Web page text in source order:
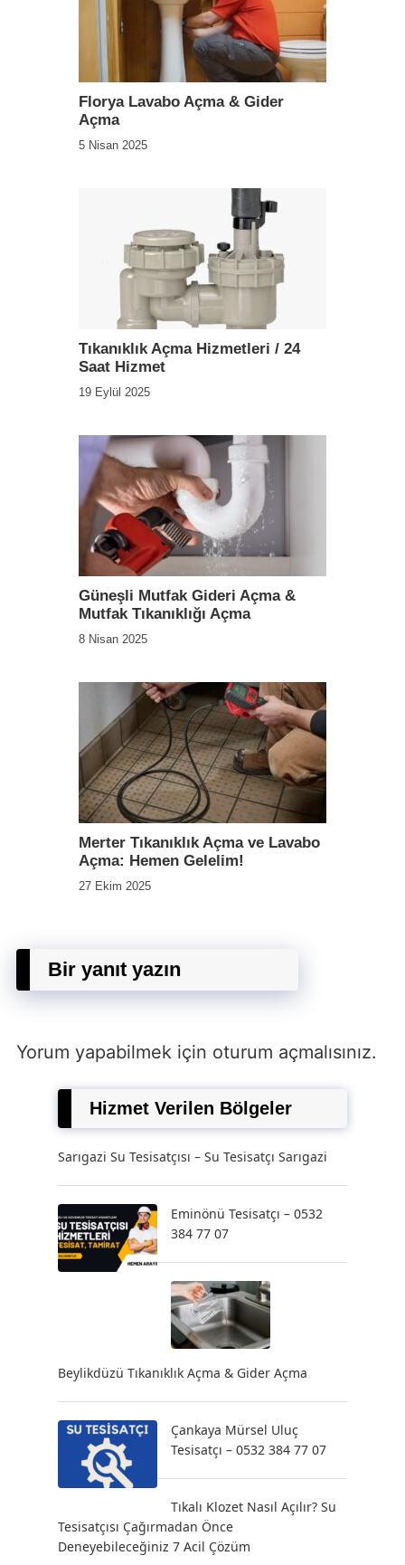
Florya Lavabo Açma & Gider
Açma
5 Nisan 2025
Tıkanıklık Açma Hizmetleri / 24
Saat Hizmet
19 Eylül 2025
Güneşli Mutfak Gideri Açma &
Mutfak Tıkanıklığı Açma
8 Nisan 2025
Merter Tıkanıklık Açma ve Lavabo
Açma: Hemen Gelelim!
27 Ekim 2025
Bir yanıt yazın
Yorum yapabilmek için oturum açmalısınız.
Hizmet Verilen Bölgeler
Sarıgazi Su Tesisatçısı – Su Tesisatçı Sarıgazi
Eminönü Tesisatçı – 0532
384 77 07
Beylikdüzü Tıkanıklık Açma & Gider Açma
Çankaya Mürsel Uluç
Tesisatçı – 0532 384 77 07
Tıkalı Klozet Nasıl Açılır? Su
Tesisatçısı Çağırmadan Önce
Deneyebileceğiniz 7 Acil Çözüm